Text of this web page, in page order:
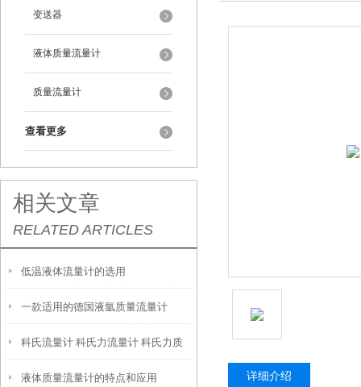
变送器
液体质量流量计
质量流量计
查看更多
相关文章
RELATED ARTICLES
低温液体流量计的选用
一款适用的德国液氩质量流量计
科氏流量计 科氏力流量计 科氏力质
量流量计的工作原理
液体质量流量计的特点和应用 详细介绍